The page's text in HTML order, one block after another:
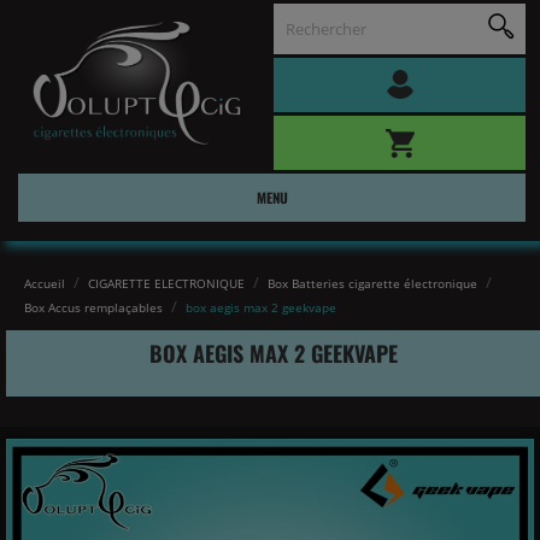
MENU
Accueil CIGARETTE ELECTRONIQUE
Box Batteries cigarette électronique
Box Accus remplaçables
box aegis max 2 geekvape
BOX AEGIS MAX 2 GEEKVAPE